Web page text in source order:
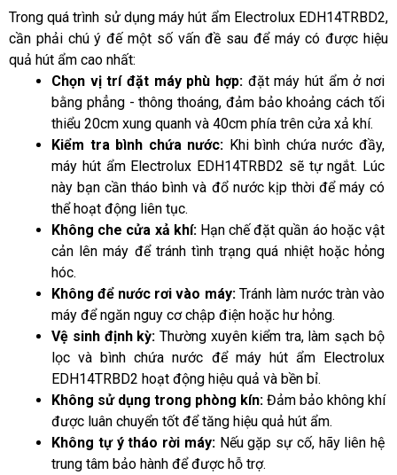
Trong quá trình sử dụng máy hút ẩm Electrolux EDH14TRBD2,
cần phải chú ý đế một số vấn đề sau để máy có được hiệu
quả hút ẩm cao nhất:
Chọn vị trí đặt máy phù hợp: đặt máy hút ẩm ở nơi
bằng phẳng - thông thoáng, đảm bảo khoảng cách tối
thiểu 20cm xung quanh và 40cm phía trên cửa xả khí.
Kiểm tra bình chứa nước: Khi bình chứa nước đầy,
máy hút ẩm Electrolux EDH14TRBD2 sẽ tự ngắt. Lúc
này bạn cần tháo bình và đổ nước kịp thời để máy có
thể hoạt động liên tục.
Không che cửa xả khí: Hạn chế đặt quần áo hoặc vật
cản lên máy để tránh tình trạng quá nhiệt hoặc hỏng
hóc.
Không để nước rơi vào máy: Tránh làm nước tràn vào
máy để ngăn nguy cơ chập điện hoặc hư hỏng.
Vệ sinh định kỳ: Thường xuyên kiểm tra, làm sạch bộ
lọc và bình chứa nước để máy hút ẩm Electrolux
EDH14TRBD2 hoạt động hiệu quả và bền bỉ.
Không sử dụng trong phòng kín: Đảm bảo không khí
được luân chuyển tốt để tăng hiệu quả hút ẩm.
Không tự ý tháo rời máy: Nếu gặp sự cố, hãy liên hệ
trung tâm bảo hành để được hỗ trợ.